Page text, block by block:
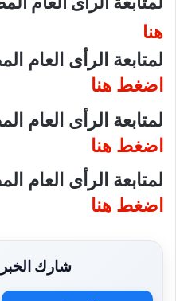
هنا
لمتابعة الرأى العام
اضغط هنا
لمتابعة الرأى العام
اضغط هنا
لمتابعة الرأى العام
اضغط هنا
شارك